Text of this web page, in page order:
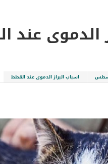
الدموى عند
اسباب البراز الدموى عند القطط